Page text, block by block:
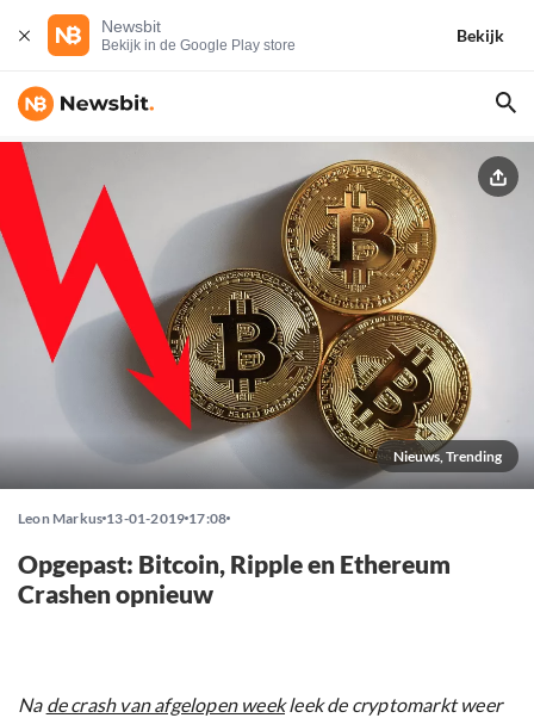
Newsbit
Bekijk in de Google Play store
Bekijk
Nieuws, Trending
Leon Markus 13-01-2019 17:08
Opgepast: Bitcoin, Ripple en Ethereum
Crashen opnieuw
Na de crash van afgelopen weekleek de cryptomarkt weer